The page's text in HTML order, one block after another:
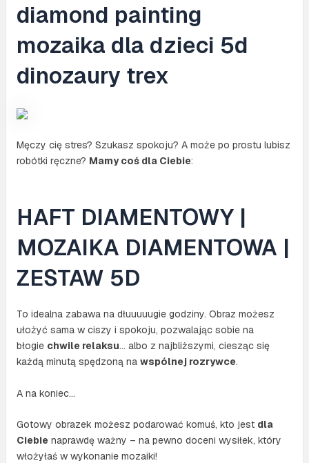
diamond painting
mozaika dla dzieci 5d
dinozaury trex
Męczy cię stres? Szukasz spokoju? A może po prostu lubisz
robótki ręczne? Mamy coś dla Ciebie:
HAFT DIAMENTOWY |
MOZAIKA DIAMENTOWA |
ZESTAW 5D
To idealna zabawa na dłuuuuugie godziny. Obraz możesz
ułożyć sama w ciszy i spokoju, pozwalając sobie na
błogie chwile relaksu… albo z najbliższymi, ciesząc się
każdą minutą spędzoną na wspólnej rozrywce.
A na koniec…
Gotowy obrazek możesz podarować komuś, kto jest dla
Ciebie naprawdę ważny – na pewno doceni wysiłek, który
włożyłaś w wykonanie mozaiki!